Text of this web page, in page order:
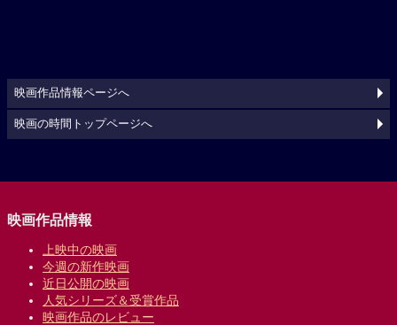
映画作品情報ページへ
映画の時間トップページへ
映画作品情報
上映中の映画
今週の新作映画
近日公開の映画
人気シリーズ＆受賞作品
映画作品のレビュー